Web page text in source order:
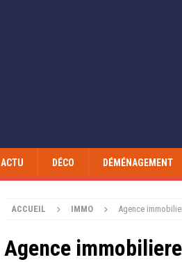
ACTU DÉCO DÉMÉNAGEMENT
ACCUEIL IMMO Agence
Agence